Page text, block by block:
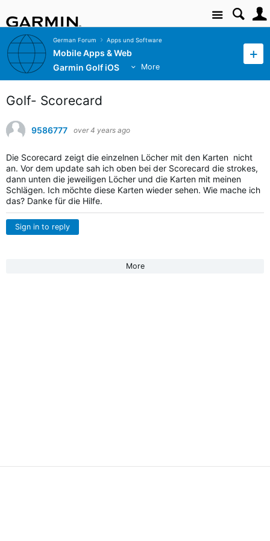
Site
German Forum Apps und Software
Mobile Apps & Web
Garmin Golf iOS
More
Golf- Scorecard
9586777 over 4 years ago
Die Scorecard zeigt die einzelnen Löcher mit den Karten nicht
an. Vor dem update sah ich oben bei der Scorecard die strokes,
dann unten die jeweiligen Löcher und die Karten mit meinen
Schlägen. Ich möchte diese Karten wieder sehen. Wie mache ich
das? Danke für die Hilfe.
Sign in to reply
More